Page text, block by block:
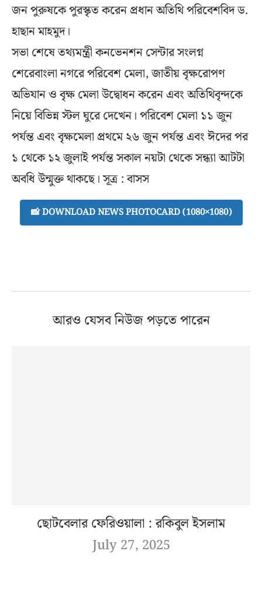
জন পুরুষকে পুরস্কৃত করেন প্রধান অতিথি পরিবেশবিদ ড.
হাছান মাহমুদ।
সভা শেষে তথ্যমন্ত্রী কনভেনশন সেন্টার সংলগ্ন
শেরেবাংলা নগরে পরিবেশ মেলা, জাতীয় বৃক্ষরোপণ
অভিযান ও বৃক্ষ মেলা উদ্বোধন করেন এবং অতিথিবৃন্দকে
নিয়ে বিভিন্ন স্টল ঘুরে দেখেন। পরিবেশ মেলা ১১ জুন
পর্যন্ত এবং বৃক্ষমেলা প্রথমে ২৬ জুন পর্যন্ত এবং ঈদের পর
১ থেকে ১২ জুলাই পর্যন্ত সকাল নয়টা থেকে সন্ধ্যা আটটা
অবধি উন্মুক্ত থাকছে। সূত্র : বাসস
📸 DOWNLOAD NEWS PHOTOCARD (1080×1080)
আরও যেসব নিউজ পড়তে পারেন
ছোটবেলার ফেরিওয়ালা : রকিবুল ইসলাম
July 27, 2025